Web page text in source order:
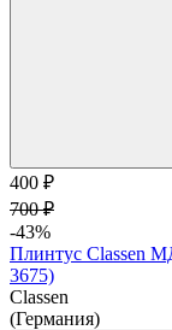
400 ₽
700 ₽
-43%
Плинтус Classen
3675)
Classen
(Германия)